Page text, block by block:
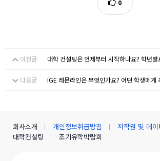
0
이전글
대학 컨설팅은 언제부터 시작하나요? 학년
다음글
IGE 레몬라인은 무엇인가요? 어떤 학생에게
회사소개 개인정보취급방침
저작권 및 데이
대학컨설팅
조기유학박람회